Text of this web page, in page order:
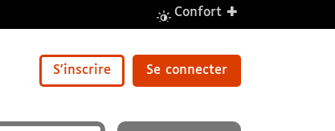
Confort +
S'inscrire Se connecter